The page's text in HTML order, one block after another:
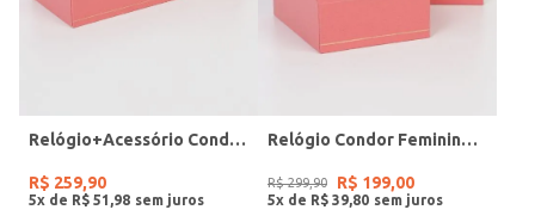
Relógio+Acessório Condor Feminino PRATA
R$ 259,90
5x de R$ 51 98
Relógio Condor Feminino PRATA
R$ 299,90 R$ 199,00
5x de R$ 39 80